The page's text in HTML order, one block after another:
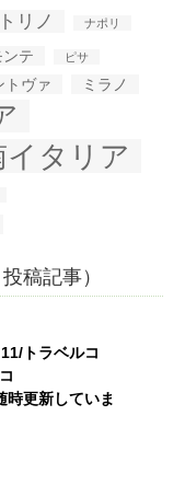
トリノ ナポリ
ンテ ピサ
トヴァ ミラノ
イタリア
稿記事）
トラベルコ
更新していま